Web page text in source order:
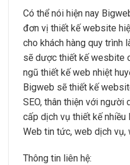
Có thể nói hiện nay
đơn vị thiết kế website
cho khách hàng quy trình
sẽ dược thiết kế wesbite
ngũ thiết kế web nhiệt
Bigweb sẽ thiết kế
SEO, thân thiện với người
cấp dịch vụ thiết kế
Web tin tức, web dịch vụ,
Thông tin liên hệ: